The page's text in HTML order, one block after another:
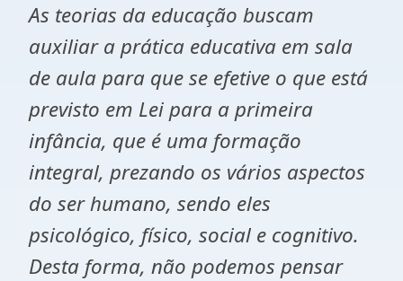
As teorias da educação buscam
auxiliar a prática educativa em sala
de aula para que se efetive o que está
previsto em Lei para a primeira
infância, que é uma formação
integral, prezando os vários aspectos
do ser humano, sendo eles
psicológico, físico, social e cognitivo.
Desta forma, não podemos pensar